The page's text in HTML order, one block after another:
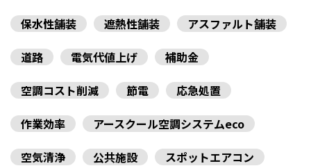
保水性舗装
遮熱性舗装
アスファルト舗装
道路
電気代値上げ
補助金
空調コスト削減
節電
応急処置
作業効率
アースクール空調システムeco
空気清浄
公共施設
スポットエアコン